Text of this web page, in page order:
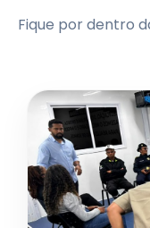
Fique por dentro